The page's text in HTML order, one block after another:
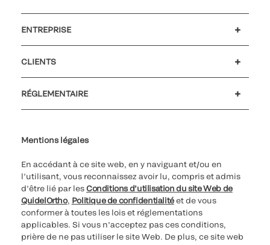
ENTREPRISE
CLIENTS
RÉGLEMENTAIRE
Mentions légales
En accédant à ce site web, en y naviguant et/ou en
l’utilisant, vous reconnaissez avoir lu, compris et admis
d’être lié par lesConditions d’utilisation du site Web de
QuidelOrtho, Politique de confidentialitéet de vous
conformer à toutes les lois et réglementations
applicables. Si vous n’acceptez pas ces conditions,
prière de ne pas utiliser le site Web. De plus, ce site web